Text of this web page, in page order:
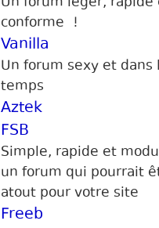
conforme !
Vanilla
Un forum sexy et dans
temps
Aztek
FSB
Simple, rapide et
un forum qui pourrait
atout pour votre site
Freeb